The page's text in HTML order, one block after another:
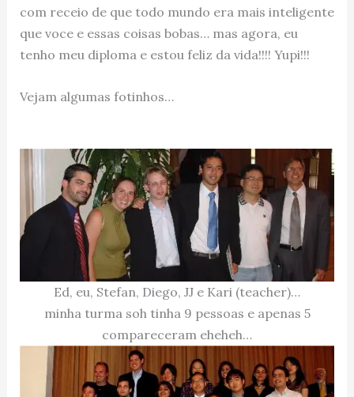
com receio de que todo mundo era mais inteligente
que voce e essas coisas bobas… mas agora, eu
tenho meu diploma e estou feliz da vida!!!! Yupi!!!
Vejam algumas fotinhos…
Ed, eu, Stefan, Diego, JJ e Kari (teacher)…
minha turma soh tinha 9 pessoas e apenas 5
compareceram eheheh…